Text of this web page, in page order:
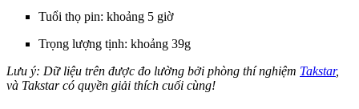
Tuổi thọ pin: khoảng 5 giờ
Trọng lượng tịnh: khoảng 39g
Lưu ý: Dữ liệu trên được đo lường bởi phòng thí nghiệm Takstar,
và Takstar có quyền giải thích cuối cùng!